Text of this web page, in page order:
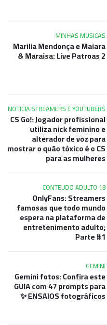
MINHAS MUSICAS
Marilia Mendonça e Maiara
& Maraisa: Live Patroas 2
NOTICIA STREAMERS E YOUTUBERS
CS Go!: Jogador profissional
utiliza nick feminino e
alterador de voz para
mostrar o quão tóxico é o CS
para as mulheres
CONTEUDO ADULTO 18
OnlyFans: Streamers
famosas que todo mundo
espera na plataforma de
entretenimento adulto;
Parte #1
GEMINI
Gemini fotos: Confira este
GUIA com 47 prompts para
ENSAIOS fotográficos ✨